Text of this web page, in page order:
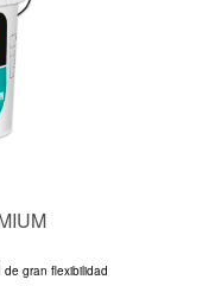
gran flexibilidad